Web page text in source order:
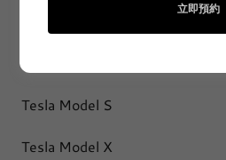
Tesla Model S
Tesla Model X
立即預約